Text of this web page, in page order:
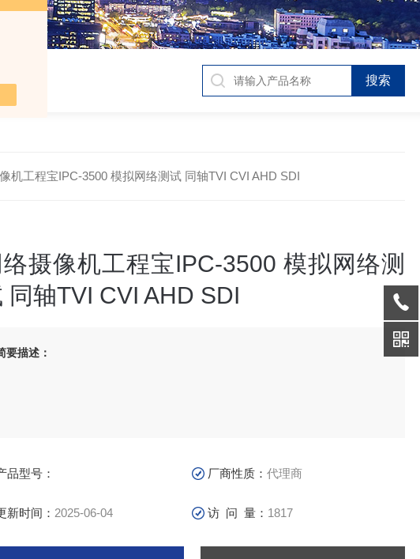
机工程宝IPC-3500 模拟网络测试 同轴TVI CVI AHD SDI
络摄像机工程宝IPC-3500 模拟网络测
同轴TVI CVI AHD SDI
要描述：
品型号： 厂商性质：代理商
新时间： 2025-06-04 访 问 量： 1817